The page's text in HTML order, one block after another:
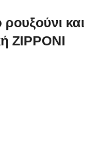
και
ZIPPONI